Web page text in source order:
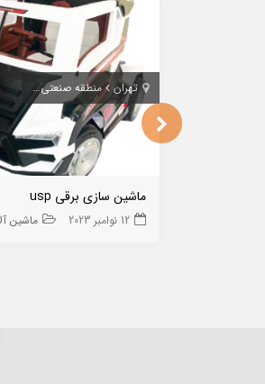
تهران منطقه صنعتی خرمدشت پردیس
ماشین سازی برقی usp
12 نوامبر 2023 ماشین